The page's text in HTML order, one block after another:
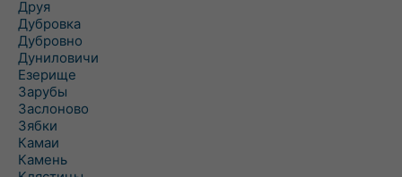
Друя
Дубровка
Дубровно
Дуниловичи
Езерище
Зарубы
Заслоново
Зябки
Камаи
Камень